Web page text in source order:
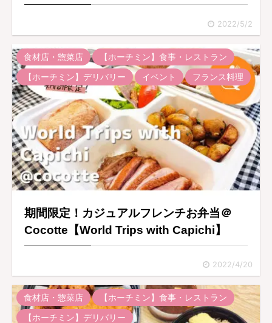
2022/5/2
食材店・惣菜店
【ホーチミン】食事・レストラン
【ホーチミン】デリバリー
イベント フランス料理
期間限定！カジュアルフレンチお弁当＠
Cocotte【World Trips with Capichi】
2022/4/20
食材店・惣菜店
【ホーチミン】食事・レストラン
【ホーチミン】デリバリー